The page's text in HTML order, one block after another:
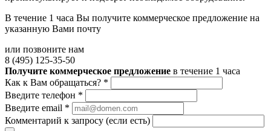
В течение 1 часа Вы получите коммерческое предложение на
указанную Вами почту
или позвоните нам
8 (495) 125-35-50
Получите коммерческое предложение в течение 1 часа
Как к Вам обращаться? *
Введите телефон *
Введите email *
Комментарий к запросу (если есть)